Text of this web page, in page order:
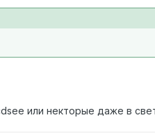
или некторые даже в